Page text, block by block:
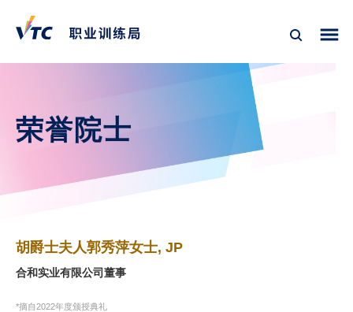
荣誉院士
胡爵士夫人郭秀萍女士, JP
合和实业有限公司董事
*摘自2022年度颁授典礼